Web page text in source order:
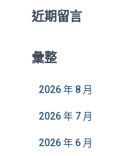
近期留言
彙整
2026 年 8 月
2026 年 7 月
2026 年 6 月